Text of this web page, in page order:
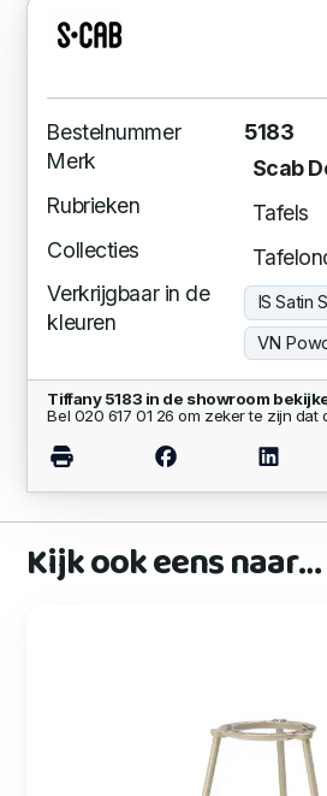
Bestelnummer
5183
Merk
Scab
Rubrieken
Tafels
Collecties
Verkrijgbaar in de
kleuren
IS Satin
VN
Tiffany 5183 in de showroom
Bel 020 617 01 26 om zeker te zijn dat
Kijk ook eens naar…